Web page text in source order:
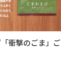
衝撃のごま」ご